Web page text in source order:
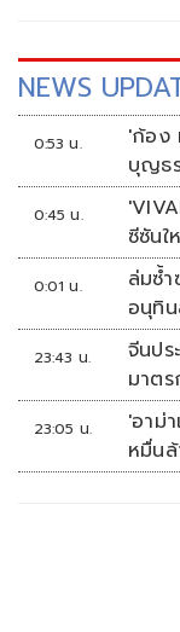
NEWS
0:53 น.
'ก้อง
บุญธ
0:45 น.
ซีซัน
0:01 น.
ล่มซ้ำซ
อนุทิ
23:43 น.
จีนปร
มาตร
23:05 น.
'อาม่
หมื่น